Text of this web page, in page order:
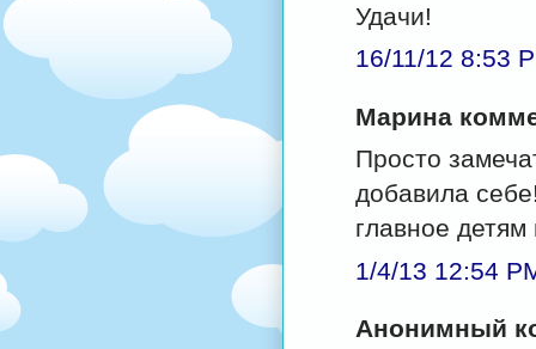
Удачи!
16/11/12 8:53
Марина
Просто
добавила
главное
1/4/13 12:54
Анонимный